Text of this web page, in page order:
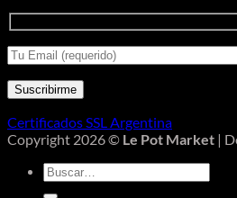
Certificados SSL Argentina
Copyright 2026 © Le Pot Market |
Buscar
por: